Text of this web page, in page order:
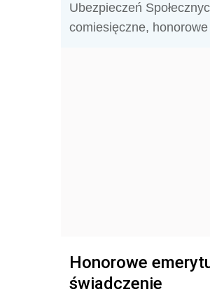
Ubezpieczeń
comiesięczne,
Honorowe
świadczenie